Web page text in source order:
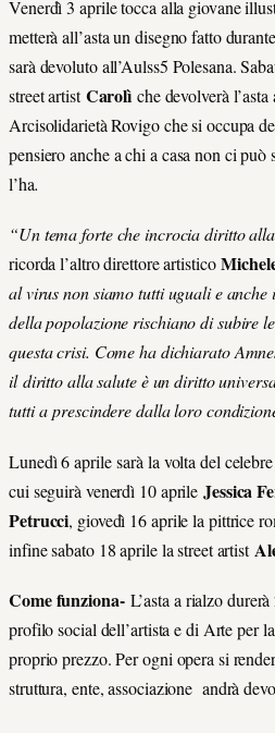
Venerdì 3 aprile tocca alla giovane
metterà all’asta un disegno fatto
sarà devoluto all’Aulss5 Polesana.
street artistCarolì che devolverà
Arcisolidarietà Rovigo che si occupa
pensiero anche a chi a casa non ci può
l’ha.
“Un tema forte che incrocia diritto
ricorda l’altro direttore artistico
al virus non siamo tutti uguali e
della popolazione rischiano di subire
questa crisi. Come ha dichiarato
il diritto alla salute è un diritto
tutti a prescindere dalla loro
Lunedì 6 aprile sarà la volta del
cui seguirà venerdì 10 aprile Jessica
Petrucci, giovedì 16 aprile la pittrice
infine sabato 18 aprile la street artist
Come funziona- L’asta a rialzo
profilo social dell’artista e di Arte per
proprio prezzo. Per ogni opera si
struttura, ente, associazione andrà